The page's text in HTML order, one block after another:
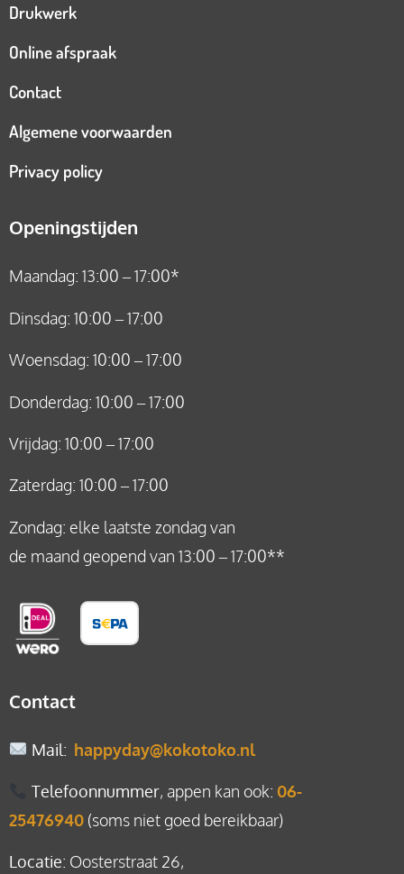
Drukwerk
Online afspraak
Contact
Algemene voorwaarden
Privacy policy
Openingstijden
Maandag: 13:00 – 17:00*
Dinsdag: 10:00 – 17:00
Woensdag: 10:00 – 17:00
Donderdag: 10:00 – 17:00
Vrijdag: 10:00 – 17:00
Zaterdag: 10:00 – 17:00
Zondag: elke laatste zondag van
de maand geopend van 13:00 – 17:00**
Contact
Mail: happyday@kokotoko.nl
Telefoonnummer, appen kan ook: 06-
25476940 (soms niet goed bereikbaar)
Locatie: Oosterstraat 26,